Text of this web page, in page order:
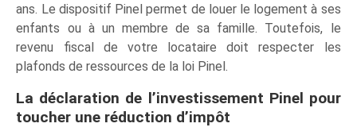
ans. Le dispositif Pinel permet de louer le logement à ses
enfants ou à un membre de sa famille. Toutefois, le
revenu fiscal de votre locataire doit respecter les
plafonds de ressources de la loi Pinel.
La déclaration de l’investissement Pinel pour
toucher une réduction d’impôt